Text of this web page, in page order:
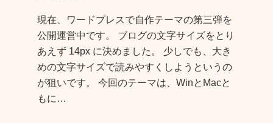
現在、ワードプレスで自作テーマの第三弾を
公開運営中です。 ブログの文字サイズをとり
あえず 14px に決めました。 少しでも、大き
めの文字サイズで読みやすくしようというの
が狙いです。 今回のテーマは、WinとMacと
もに…